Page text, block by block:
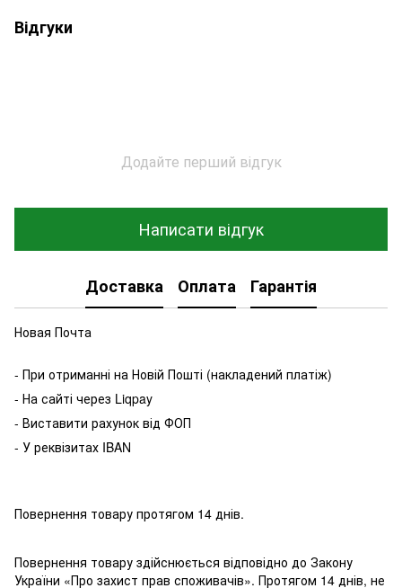
Відгуки
Додайте перший відгук
Написати відгук
Доставка Оплата Гарантія
Новая Почта
- При отриманні на Новій Пошті (накладений платіж)
- На сайті через Liqpay
- Виставити рахунок від ФОП
- У реквізитах IBAN
Повернення товару протягом 14 днів.
Повернення товару здійснюється відповідно до Закону
України «Про захист прав споживачів». Протягом 14 днів, не